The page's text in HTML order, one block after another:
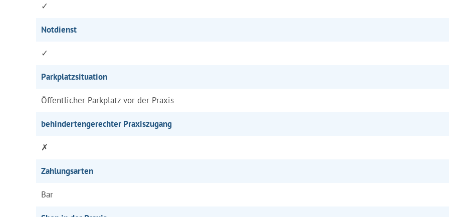
✓
Notdienst
✓
Parkplatzsituation
Öffentlicher Parkplatz vor der Praxis
behindertengerechter Praxiszugang
✗
Zahlungsarten
Bar